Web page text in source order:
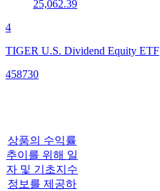
25,062.39
4
TIGER U.S. Dividend Equity ETF
458730
상품의 수익률
추이를 위해 일
자 및 기초지수
정보를 제공하